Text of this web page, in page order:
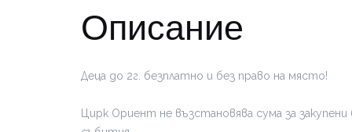
Описание
Деца до 2г. безплатно и без право на място!
Цирк Ориент не възстановява сума за